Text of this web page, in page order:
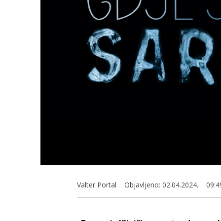
Valter Portal Objavljeno: 02.04.2024.